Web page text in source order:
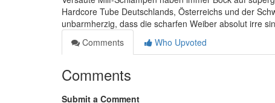
Hardcore Tube Deutschlands, Österreichs und der
unbarmherzig, dass die scharfen Weiber absolut irre
Comments
Who Upvoted
Comments
Submit a Comment